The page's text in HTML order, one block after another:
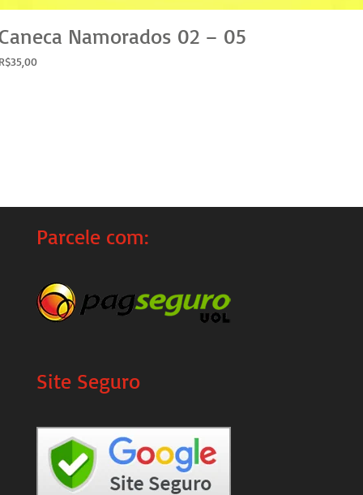
Namorados 02 – 05
35,00
Parcele com:
Site Seguro